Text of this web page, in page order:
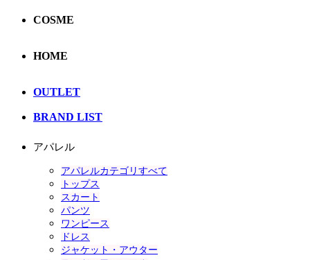
COSME
HOME
OUTLET
BRAND LIST
アパレル
アパレルカテゴリすべて
トップス
スカート
パンツ
ワンピース
ドレス
ジャケット・アウター